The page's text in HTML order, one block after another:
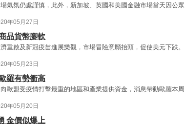
氣氛仍處謹慎，此外，新加坡、英國和美國金融市場當天因公眾
年05月27日
品貨幣腳軟
重啟及新冠疫苗進展樂觀，市場冒險意願抬頭，促使美元下跌。
年05月23日
羅有勢衝高
歐盟受疫情打擊最重的地區和產業提供資金，消息帶動歐羅本周
年05月20日
金價似爆上